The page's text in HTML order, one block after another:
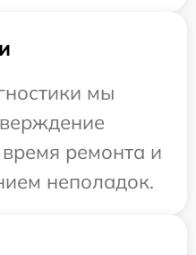
мы
ремонта и
неполадок.